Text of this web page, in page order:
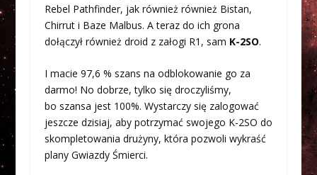
Rebel Pathfinder, jak również również Bistan,
Chirrut i Baze Malbus. A teraz do ich grona
dołączył również droid z załogi R1, sam K-2SO.
I macie 97,6 % szans na odblokowanie go za
darmo! No dobrze, tylko się droczyliśmy,
bo szansa jest 100%. Wystarczy się zalogować
jeszcze dzisiaj, aby potrzymać swojego K-2SO do
skompletowania drużyny, która pozwoli wykraść
plany Gwiazdy Śmierci.